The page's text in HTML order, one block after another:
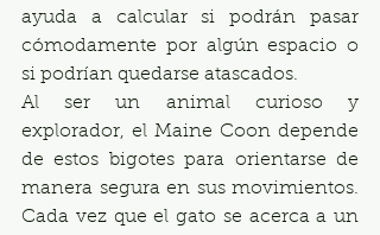
ayuda a calcular si podrán pasar
cómodamente por algún espacio o
si podrían quedarse atascados.
Al ser un animal curioso y
explorador, el Maine Coon depende
de estos bigotes para orientarse de
manera segura en sus movimientos.
Cada vez que el gato se acerca a un